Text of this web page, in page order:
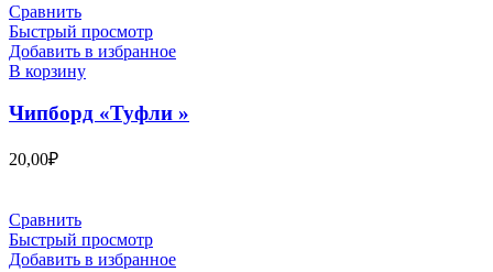
Сравнить
Быстрый просмотр
Добавить в избранное
В корзину
Чипборд «Туфли »
20,00₽
Сравнить
Быстрый просмотр
Добавить в избранное